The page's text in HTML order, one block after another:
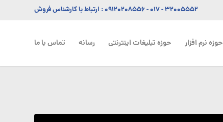
۳۲۰۰۵۵۵۲ - ۰۱۷ -۰۹۱۲۰۲۰۸۵۵۶: ارتباط با کارشناس فروش
حوزه نرم افزار حوزه تبلیغات اینترنتی رسانه تماس با ما